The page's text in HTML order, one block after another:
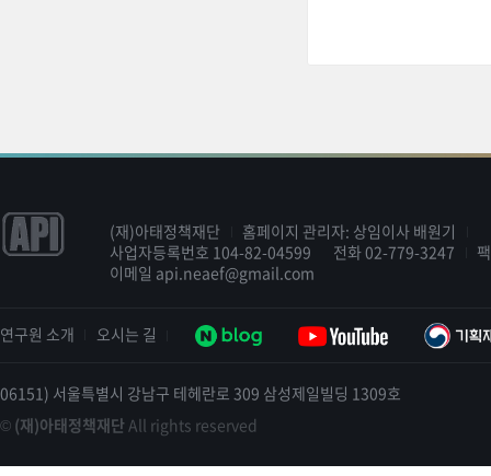
(재)아태정책재단
홈페이지 관리자: 상임이사 배원기
사업자등록번호 104-82-04599
전화02-779-3247
이메일 api.neaef@gmail.com
연구원 소개 오시는 길
06151) 서울특별시 강남구 테헤란로 309 삼성제일빌딩 1309호
© (재)아태정책재단 All rights reserved